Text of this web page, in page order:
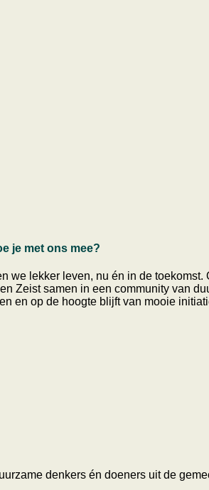
je met ons mee?
we lekker leven, nu én in de
Zeist samen in een community van
en op de hoogte blijft van mooie
denkers én doeners uit de